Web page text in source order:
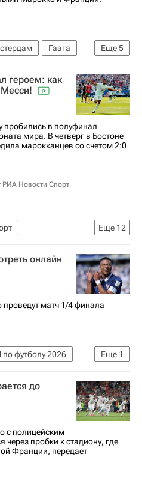
Еще5
Гаага
по футболу 2026
героем: как
в полуфинал
мира. В четверг в Бостоне
марокканцев со счетом 2:0
РИА Новости Спорт
Еще 12
Спорт — видео
по футболу 2026
Ашраф Хакими
Месси
онлайн
матч 1/4 финала
Еще 1
футболу 2026
до
с полицейским
пробки к стадиону, где
Франции, передает